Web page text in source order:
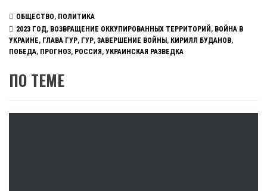
ОБЩЕСТВО, ПОЛИТИКА
2023 ГОД, ВОЗВРАЩЕНИЕ ОККУПИРОВАННЫХ ТЕРРИТОРИЙ, ВОЙНА В
УКРАИНЕ, ГЛАВА ГУР, ГУР, ЗАВЕРШЕНИЕ ВОЙНЫ, КИРИЛЛ БУДАНОВ,
ПОБЕДА, ПРОГНОЗ, РОССИЯ, УКРАИНСКАЯ РАЗВЕДКА
ПО ТЕМЕ